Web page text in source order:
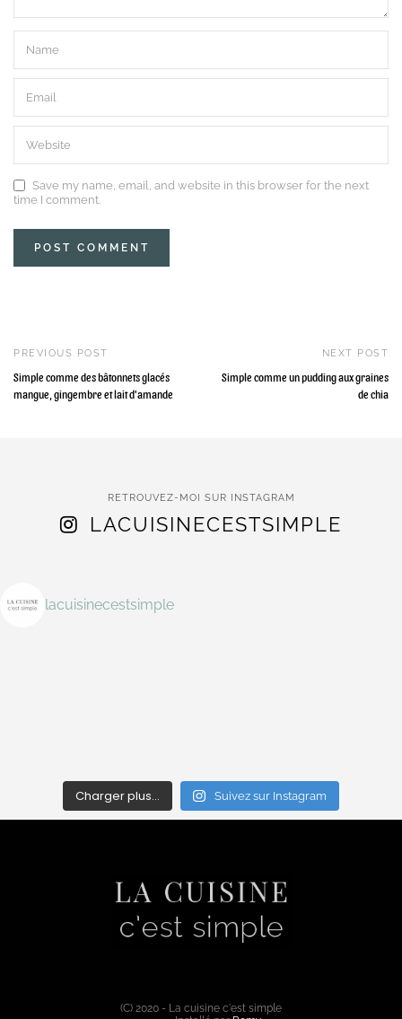
Save my name, email, and website in this browser for the next
time I comment.
PREVIOUS POST
Simple comme des bâtonnets glacés
mangue, gingembre et lait d'amande
NEXT POST
Simple comme un pudding aux graines
de chia
RETROUVEZ-MOI SUR INSTAGRAM
LACUISINECESTSIMPLE
lacuisinecestsimple
Charger plus… Suivez sur Instagram
(C) 2020 - La cuisine c'est simple